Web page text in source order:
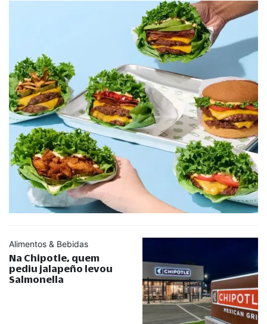
Alimentos & Bebidas
Na Chipotle, quem
pediu jalapeño levou
Salmonella